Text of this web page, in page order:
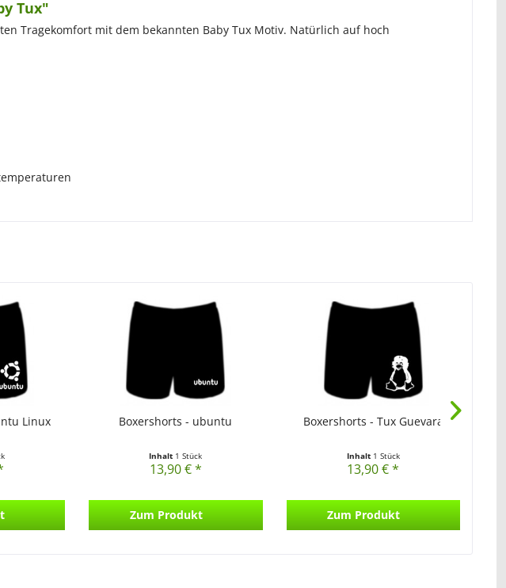
Tux"
Tragekomfort mit dem bekannten Baby Tux Motiv. Natürlich auf hoch
Linux Boxershorts - ubuntu
Inhalt 1 Stück
13,90 € *
Zum Produkt
Boxershorts - Tux Guevara
Inhalt 1 Stück
13,90 € *
Zum Produkt